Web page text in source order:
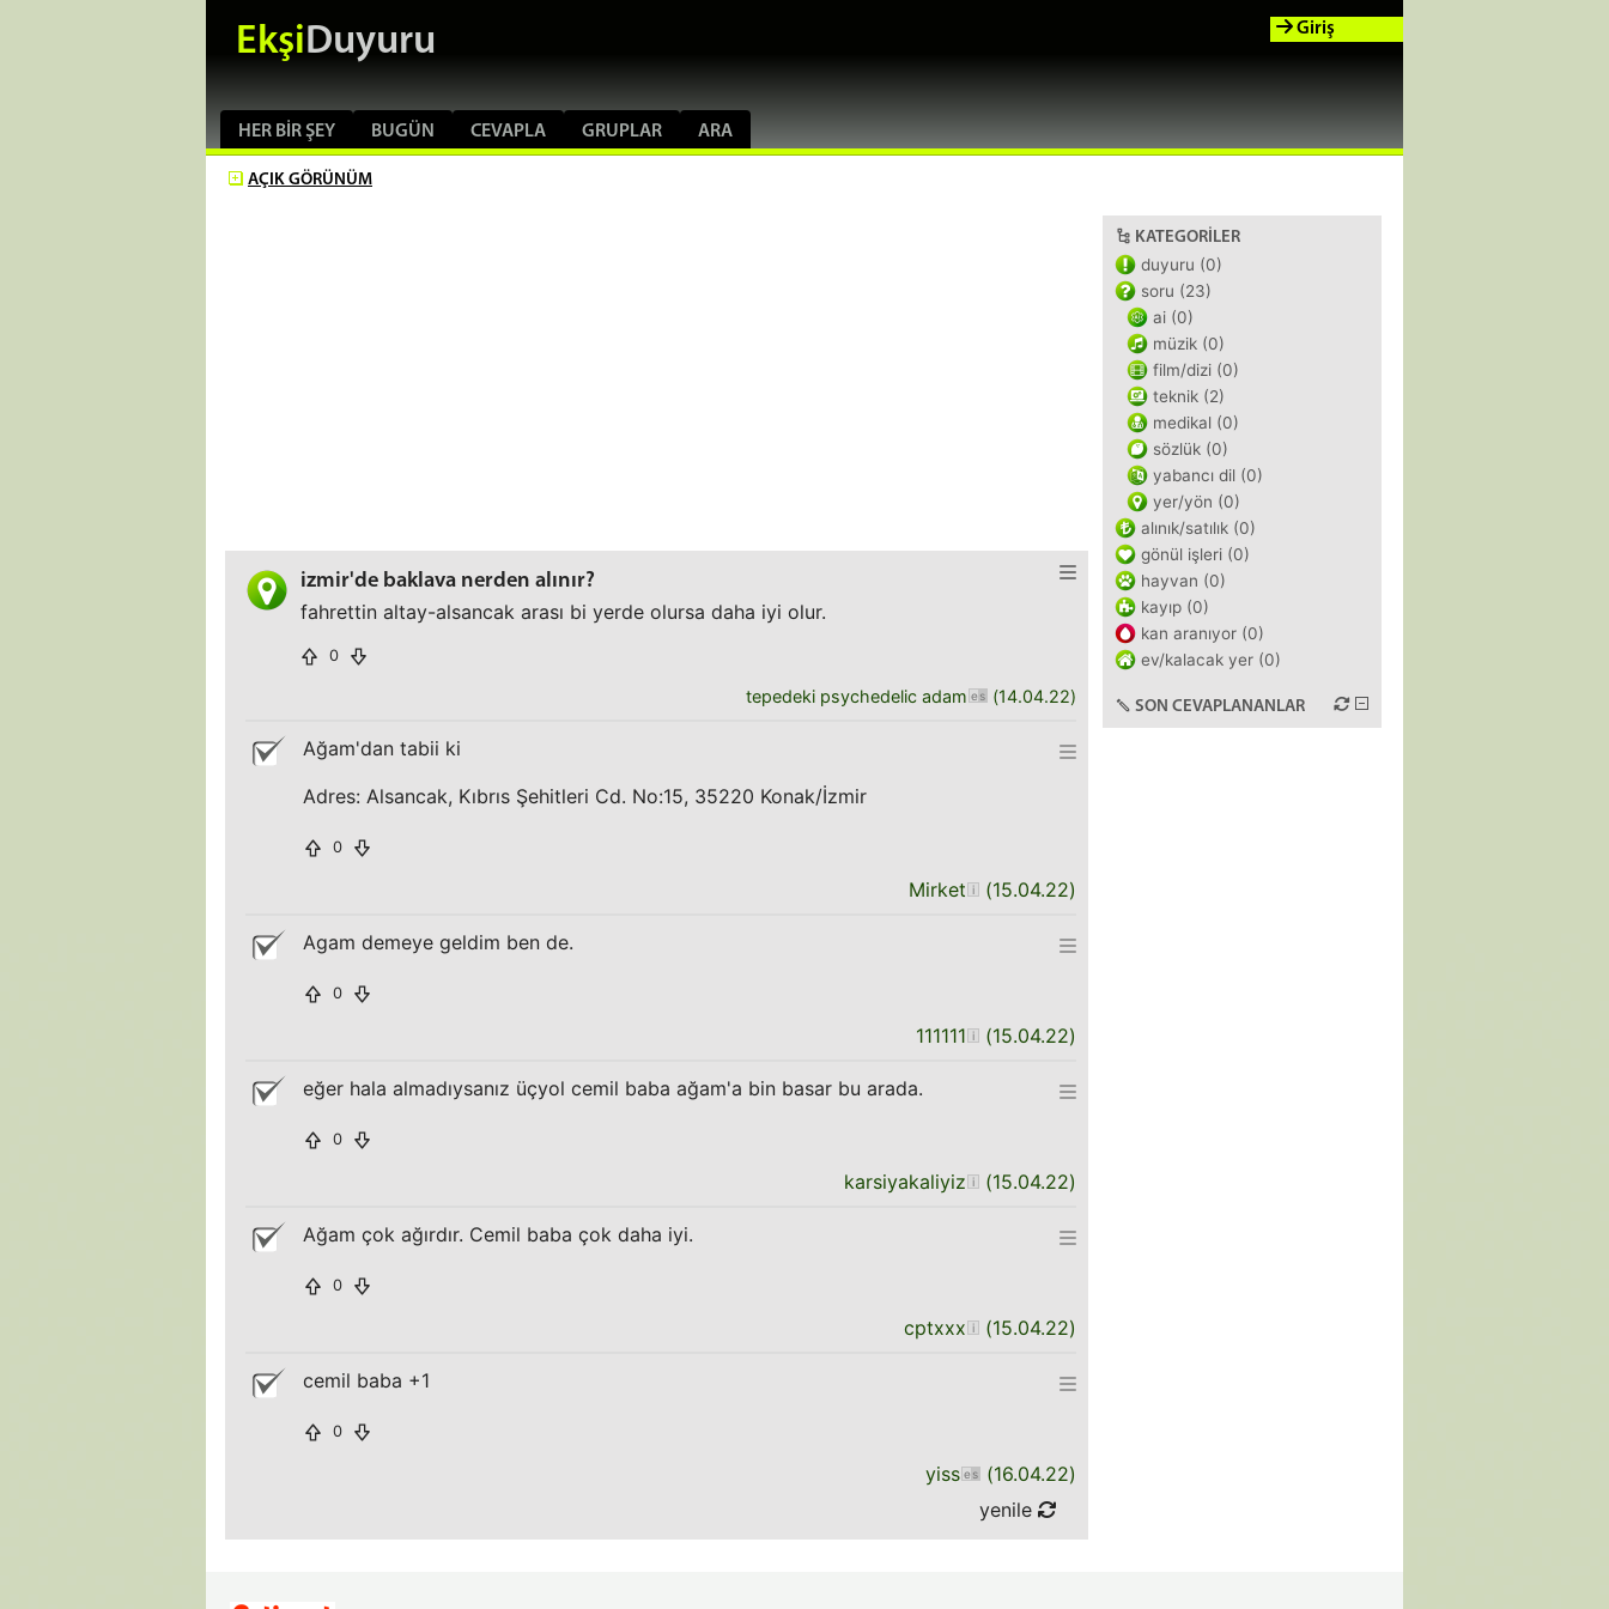
EkşiDuyuru
HER BIR ŞEY BUGÜN CEVAPLA GRUPLAR ARA
Giriş
AÇIK GÖRÜNÜM
izmir'de baklava nerden alınır?
fahrettin altay-alsancak arası bi yerde olursa daha iyi olur.
0
tepedeki psychedelic adam (14.04.22)
Ağam'dan tabii ki
Adres: Alsancak, Kıbrıs Şehitleri Cd. No:15, 35220 Konak/İzmir
0
Mirket (15.04.22)
Agam demeye geldim ben de.
0
111111 (15.04.22)
eğer hala almadıysanız üçyol cemil baba ağam'a bin basar bu arada.
0
karsiyakaliyiz (15.04.22)
Ağam çok ağırdır. Cemil baba çok daha iyi.
0
cptxxx (15.04.22)
cemil baba +1
0
yiss (16.04.22)
yenile
KATEGORILER
duyuru (0)
soru (23)
ai (0)
müzik (0)
film/dizi (0)
teknik (2)
medikal (0)
sözlük (0)
yabancı dil (0)
yer/yön (0)
alınık/satılık (0)
gönül işleri (0)
hayvan (0)
kayıp (0)
kan aranıyor (0)
ev/kalacak yer (0)
SON CEVAPLANANLAR